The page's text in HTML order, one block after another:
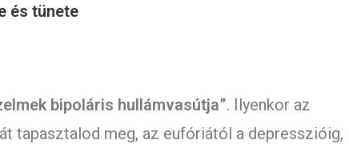
és tünete
bipoláris hullámvasútja”. Ilyenkor az
tapasztalod meg, az eufóriától a depresszióig,